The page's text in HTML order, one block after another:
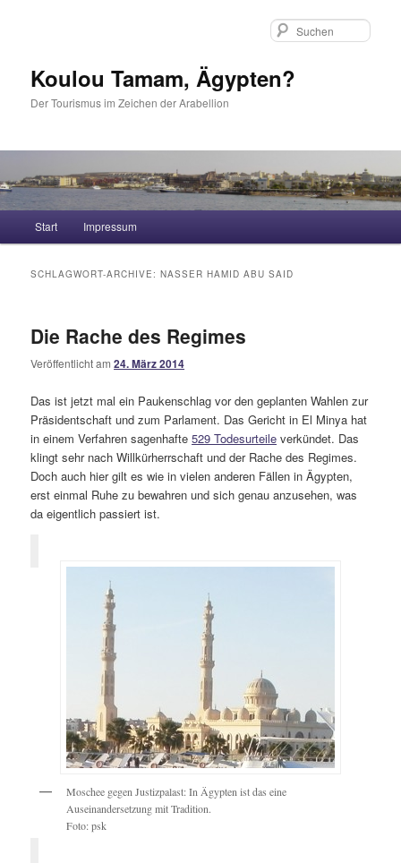
Koulou Tamam, Ägypten?
Der Tourismus im Zeichen der Arabellion
Zum Inhalt wechseln
Zum sekundären Inhalt wechseln
Start Impressum
SCHLAGWORT-ARCHIVE:NASSER HAMID ABU SAID
Die Rache des Regimes
Veröffentlicht am24. März 2014
Das ist jetzt mal ein Paukenschlag vor den geplanten Wahlen zur
Präsidentschaft und zum Parlament. Das Gericht in El Minya hat
in einem Verfahren sagenhafte529 Todesurteile verkündet. Das
klingt sehr nach Willkürherrschaft und der Rache des Regimes.
Doch auch hier gilt es wie in vielen anderen Fällen in Ägypten,
erst einmal Ruhe zu bewahren und sich genau anzusehen, was
da eigentlich passiert ist.
Moschee gegen Justizpalast: In Ägypten ist das eine
Auseinandersetzung mit Tradition.
Foto: psk